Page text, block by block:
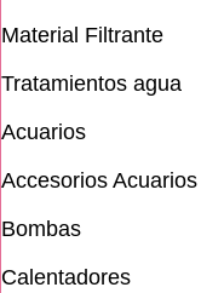
Material Filtrante
Tratamientos agua
Acuarios
Accesorios Acuarios
Bombas
Calentadores